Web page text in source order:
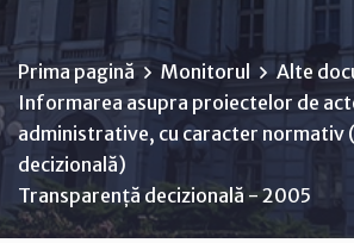
Prima pagină Monitorul
Alte
Informarea asupra proiectelor de
administrative, cu caracter normativ
decizională)
Transparență decizională - 2005